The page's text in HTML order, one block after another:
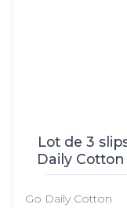
Lot de 3
Daily Cotton
Go Daily Cotton